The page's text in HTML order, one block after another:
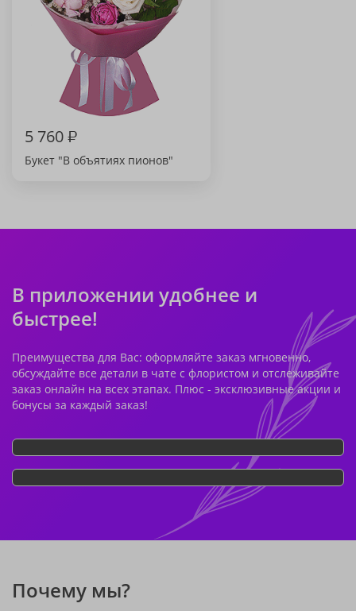
5 760₽
Букет "В объятиях пионов"
В приложении удобнее и
быстрее!
Преимущества для Вас: оформляйте заказ мгновенно,
обсуждайте все детали в чате с флористом и отслеживайте
заказ онлайн на всех этапах. Плюс - эксклюзивные акции и
бонусы за каждый заказ!
Почему мы?